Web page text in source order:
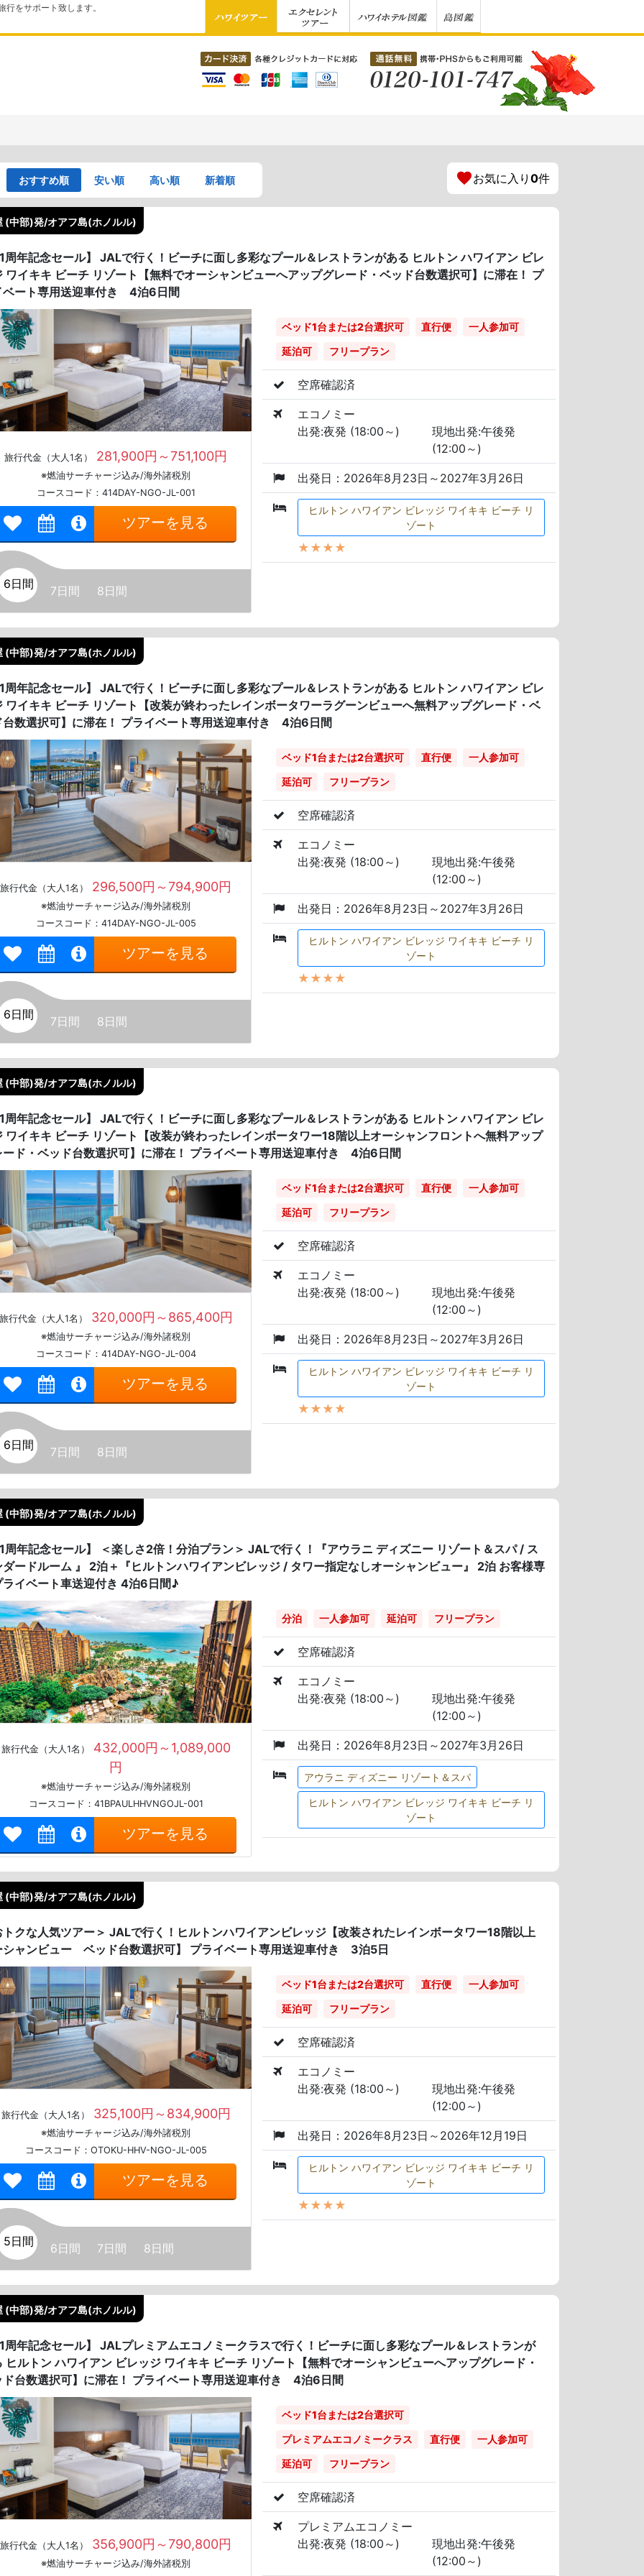
をサポート致します。
おすすめ順 安い順 高い順 新着順 お気に入り 0件
(中部)発/オアフ島(ホノルル)
周年記念セール】 JALで行く！ビーチに面し多彩なプール＆レストランがある ヒルトン ハワイアン ビレ
ワイキキ ビーチ リゾート【無料でオーシャンビューへアップグレード・ベッド台数選択可】に滞在！ プ
ベート専用送迎車付き 4泊6日間
旅行代金（大人1名） 281,900円～751,100円
※燃油サーチャージ込み/海外諸税別
コースコード：414DAY-NGO-JL-001
ツアーを見る
6日間 7日間 8日間
ベッド1台または2台選択可 直行便
一人参加可
延泊可
フリープラン
空席確認済
エコノミー
出発:夜発 (18:00～)
現地出発:午後発
(12:00～)
出発日：2026年8月23日～2027年3月26日
ヒルトン ハワイアン ビレッジ ワイキキ ビーチ リ
ゾート
★★★★
(中部)発/オアフ島(ホノルル)
周年記念セール】 JALで行く！ビーチに面し多彩なプール＆レストランがある ヒルトン ハワイアン ビレ
ワイキキ ビーチ リゾート【改装が終わったレインボータワーラグーンビューへ無料アップグレード・ベ
台数選択可】に滞在！ プライベート専用送迎車付き 4泊6日間
旅行代金（大人1名） 296,500円～794,900円
※燃油サーチャージ込み/海外諸税別
コースコード：414DAY-NGO-JL-005
ツアーを見る
6日間 7日間 8日間
ベッド1台または2台選択可 直行便
一人参加可
延泊可
フリープラン
空席確認済
エコノミー
出発:夜発 (18:00～)
現地出発:午後発
(12:00～)
出発日：2026年8月23日～2027年3月26日
ヒルトン ハワイアン ビレッジ ワイキキ ビーチ リ
ゾート
★★★★
(中部)発/オアフ島(ホノルル)
周年記念セール】 JALで行く！ビーチに面し多彩なプール＆レストランがある ヒルトン ハワイアン ビレ
ワイキキ ビーチ リゾート【改装が終わったレインボータワー18階以上オーシャンフロントへ無料アップ
ード・ベッド台数選択可】に滞在！ プライベート専用送迎車付き 4泊6日間
行代金（大人1名） 320,000円～865,400円
※燃油サーチャージ込み/海外諸税別
コースコード：414DAY-NGO-JL-004
ツアーを見る
6日間 7日間 8日間
ベッド1台または2台選択可 直行便
一人参加可
延泊可
フリープラン
空席確認済
エコノミー
出発:夜発 (18:00～)
現地出発:午後発
(12:00～)
出発日：2026年8月23日～2027年3月26日
ヒルトン ハワイアン ビレッジ ワイキキ ビーチ リ
ゾート
★★★★
(中部)発/オアフ島(ホノルル)
周年記念セール】 ＜楽しさ2倍！分泊プラン＞ JALで行く！『アウラニ ディズニー リゾート＆スパ / ス
ダードルーム 』 2泊＋『ヒルトンハワイアンビレッジ / タワー指定なしオーシャンビュー』 2泊 お客様専
ライベート車送迎付き 4泊6日間♪
旅行代金（大人1名）
432,000円～1,089,000
円
※燃油サーチャージ込み/海外諸税別
コースコード：41BPAULHHVNGOJL-001
ツアーを見る
分泊 一人参加可 延泊可 フリープラン
空席確認済
エコノミー
出発:夜発 (18:00～)
現地出発:午後発
(12:00～)
出発日：2026年8月23日～2027年3月26日
アウラニ ディズニー リゾート＆スパ
ヒルトン ハワイアン ビレッジ ワイキキ ビーチ リ
ゾート
(中部)発/オアフ島(ホノルル)
トクな人気ツアー＞ JALで行く！ヒルトンハワイアンビレッジ【改装されたレインボータワー18階以上
シャンビュー ベッド台数選択可】 プライベート専用送迎車付き 3泊5日
旅行代金（大人1名） 325,100円～834,900円
※燃油サーチャージ込み/海外諸税別
コースコード：OTOKU-HHV-NGO-JL-005
ツアーを見る
5日間 6日間 7日間 8日間
ベッド1台または2台選択可 直行便
一人参加可
延泊可
フリープラン
空席確認済
エコノミー
出発:夜発 (18:00～)
現地出発:午後発
(12:00～)
出発日：2026年8月23日～2026年12月19日
ヒルトン ハワイアン ビレッジ ワイキキ ビーチ リ
ゾート
★★★★
(中部)発/オアフ島(ホノルル)
周年記念セール】 JALプレミアムエコノミークラスで行く！ビーチに面し多彩なプール＆レストランが
ヒルトン ハワイアン ビレッジ ワイキキ ビーチ リゾート【無料でオーシャンビューへアップグレード・
ド台数選択可】に滞在！ プライベート専用送迎車付き 4泊6日間
旅行代金（大人1名） 356,900円～790,800円
※燃油サーチャージ込み/海外諸税別
ベッド1台または2台選択可
プレミアムエコノミークラス
直行便
一人参加可
延泊可
フリープラン
空席確認済
プレミアムエコノミー
出発:夜発 (18:00～)
現地出発:午後発
(12:00～)